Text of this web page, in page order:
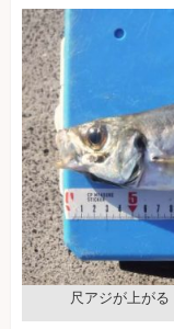
尺アジが上がる